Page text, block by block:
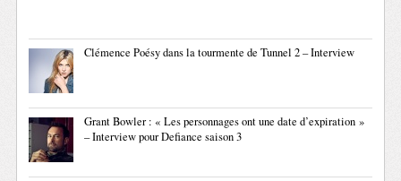
Clémence Poésy dans la tourmente de Tunnel 2 – Interview
Grant Bowler : « Les personnages ont une date d’expiration »
– Interview pour Defiance saison 3